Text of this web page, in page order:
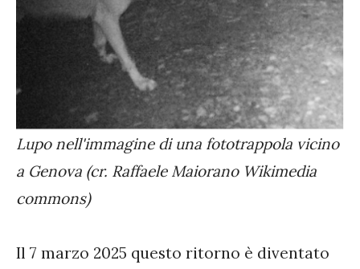
Lupo nell'immagine di una fototrappola vicino
a Genova (cr. Raffaele Maiorano Wikimedia
commons)
Il 7 marzo 2025 questo ritorno è diventato